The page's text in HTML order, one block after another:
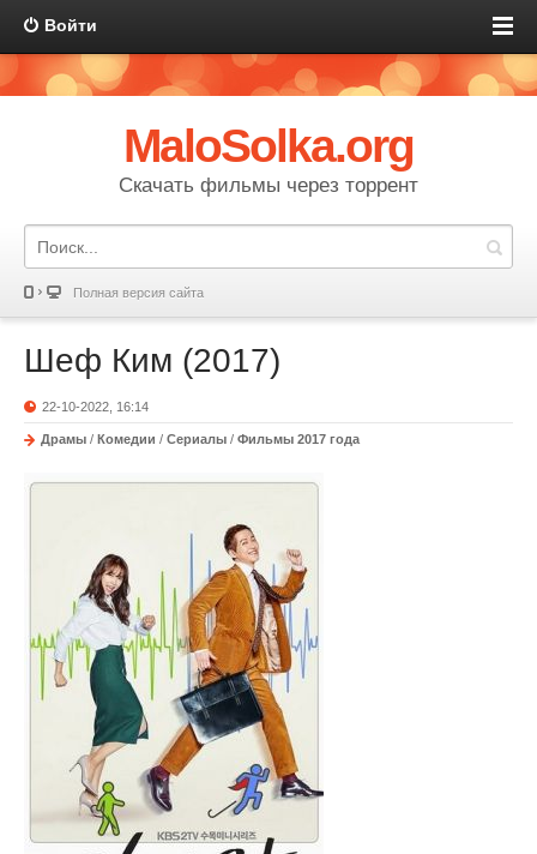
Войти
MaloSolka.org
Скачать фильмы через торрент
Полная версия сайта
Шеф Ким (2017)
22-10-2022, 16:14
Драмы / Комедии / Сериалы / Фильмы 2017 года